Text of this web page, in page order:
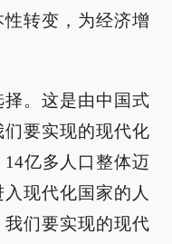
转变，为经济增
。这是由中国式
要实现的现代化
亿多人口整体迈
现代化国家的人
们要实现的现代